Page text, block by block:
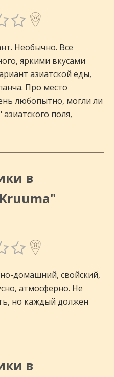
Необычно. Все
яркими вкусами
азиатской еды,
Про место
любопытно, могли ли
поля,
в
домашний, свойский,
атмосферно. Не
но каждый должен
в